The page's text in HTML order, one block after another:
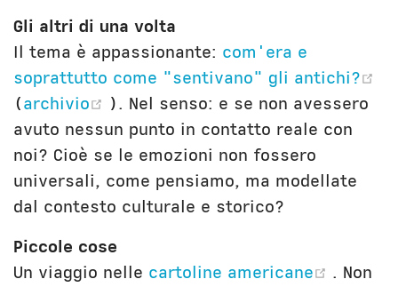
Gli altri di una volta
Il tema è appassionante: com'era e
soprattutto come "sentivano" gli antichi?
(archivio (opens new window)
). Nel senso: e se non avessero
avuto nessun punto in contatto reale con
noi? Cioè se le emozioni non fossero
universali, come pensiamo, ma modellate
dal contesto culturale e storico?
Piccole cose
Un viaggio nelle cartoline americane (opens
. Non